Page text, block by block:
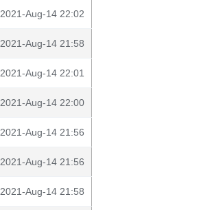
2021-Aug-14 22:02
2021-Aug-14 21:58
2021-Aug-14 22:01
2021-Aug-14 22:00
2021-Aug-14 21:56
2021-Aug-14 21:56
2021-Aug-14 21:58